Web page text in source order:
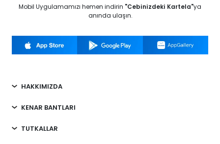
Mobil Uygulamamızı hemen indirin "Cebinizdeki Kartela"ya
anında ulaşın.
HAKKIMIZDA
KENAR BANTLARI
TUTKALLAR